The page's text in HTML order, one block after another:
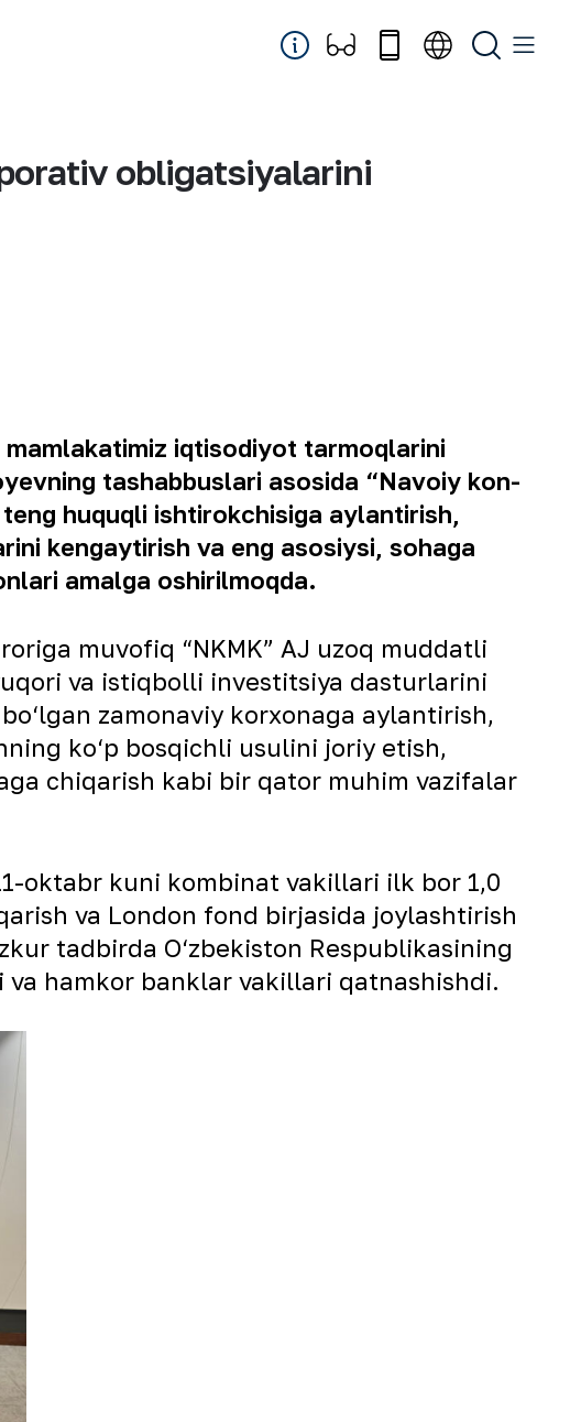
obligatsiyalarini
iqtisodiyot tarmoqlarini
tashabbuslari asosida “Navoiy kon-
huquqli ishtirokchisiga aylantirish,
kengaytirish va eng asosiysi, sohaga
amalga oshirilmoqda.
muvofiq “NKMK” AJ uzoq muddatli
va istiqbolli investitsiya dasturlarini
zamonaviy korxonaga aylantirish,
ko‘p bosqichli usulini joriy etish,
chiqarish kabi bir qator muhim vazifalar
oktabr kuni kombinat vakillari ilk bor 1,0
va London fond birjasida joylashtirish
tadbirda O‘zbekiston Respublikasining
hamkor banklar vakillari qatnashishdi.